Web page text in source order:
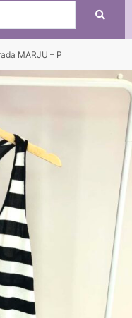
MARJU – P